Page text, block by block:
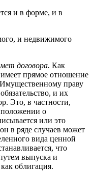
и в форме, и в
и недвижимого
договора. Как
прямое отношение
праву
и их
Это, в частности,
положении о
или это
в ряде случаев может
вида ценной
что
выпуска и
облигация.